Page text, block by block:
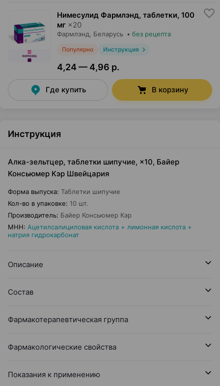
Нимесулид Фармлэнд, таблетки, 100
мг ×20
Фармлэнд , Беларусь • без рецепта
Популярно Инструкция
4,24 — 4,96 р.
Где купить В корзину
Инструкция
Алка-зельтцер, таблетки шипучие, ×10, Байер
Консьюмер Кэр Швейцария
Форма выпуска: Таблетки шипучие
Кол-во в упаковке: 10 шт.
Производитель: Байер Консьюмер Кэр
МНН: Ацетилсалициловая кислота + лимонная кислота +
натрия гидрокарбонат
Описание
Состав
Фармакотерапевтическая группа
Фармакологические свойства
Показания к применению